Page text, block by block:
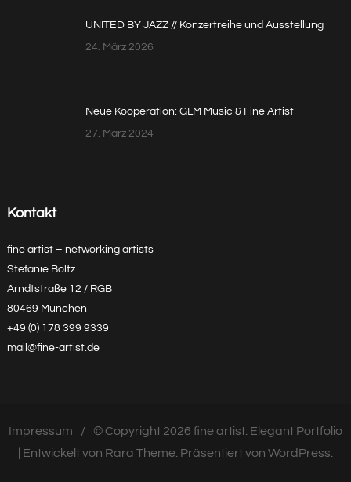
UNITED BY JAZZ // Konzertreihe und Ausstellung
24. März 2026
Neue Kooperation: GLM Music & Fine Artist
27. März 2024
Kontakt
fine artist – networking artists
Stefanie Boltz
Arndtstraße 12 / RGB
80469 München
+49 (0) 178 399 9339
mail@fine-artist.de
Impressum © Copyright 2026 fine artist . Elegant Portfolio
| Entwickelt von Rara Theme . Präsentiert von WordPress